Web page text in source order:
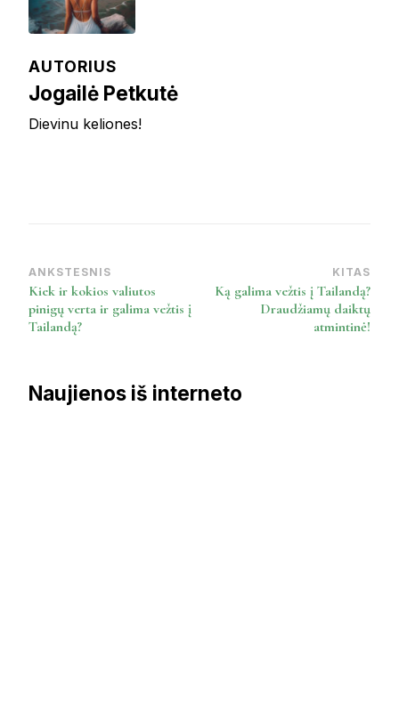
AUTORIUS
Jogailė Petkutė
Dievinu keliones!
Post
Navigation
ANKSTESNIS
Kiek ir kokios valiutos
pinigų verta ir galima vežtis į
Tailandą?
KITAS
Ką galima vežtis į Tailandą?
Draudžiamų daiktų
atmintinė!
Naujienos iš interneto